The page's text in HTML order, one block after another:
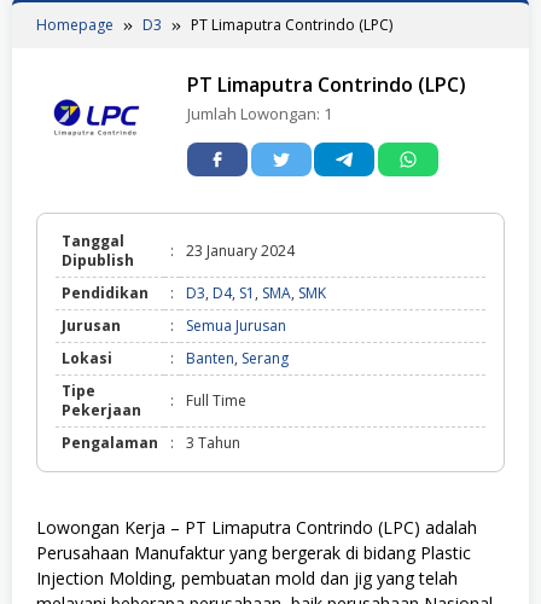
Homepage D3 PT Limaputra Contrindo (LPC)
PT Limaputra Contrindo (LPC)
Jumlah Lowongan: 1
Tanggal
Dipublish
: 23 January 2024
Pendidikan : D3, D4, S1 , SMA, SMK
Jurusan
:
Semua Jurusan
Lokasi
: Banten, Serang
Tipe
Pekerjaan
: Full Time
Pengalaman : 3 Tahun
Lowongan Kerja – PT Limaputra Contrindo (LPC) adalah
Perusahaan Manufaktur yang bergerak di bidang Plastic
Injection Molding, pembuatan mold dan jig yang telah